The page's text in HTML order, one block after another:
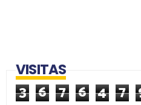
VISITAS
3 6 7 6 4 7